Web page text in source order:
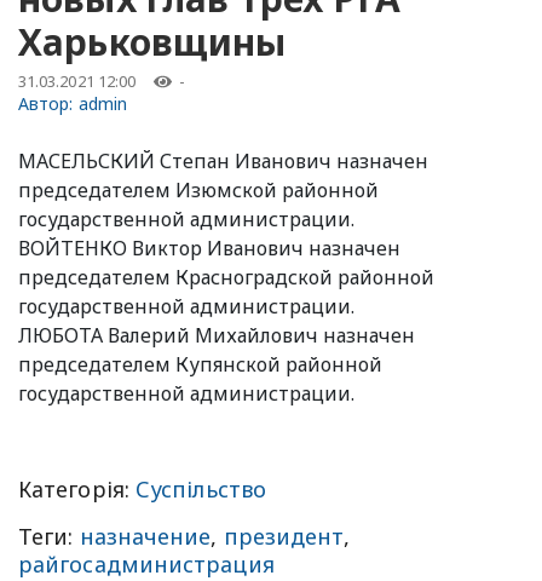
Харьковщины
31.03.2021 12:00 -
Автор: admin
МАСЕЛЬСКИЙ Степан Иванович назначен
председателем Изюмской районной
государственной администрации.
ВОЙТЕНКО Виктор Иванович назначен
председателем Красноградской районной
государственной администрации.
ЛЮБОТА Валерий Михайлович назначен
председателем Купянской районной
государственной администрации.
Категорія: Суспільство
Теги: назначение, президент,
райгосадминистрация